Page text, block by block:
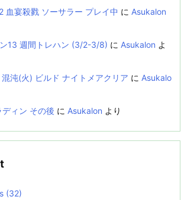
血宴殺戮 ソーサラー プレイ中 に Asukalon
13 週間トレハン (3/2-3/8) に Asukalon よ
沌(火) ビルド ナイトメアクリア に Asukalo
ィン その後 に Asukalon より
(32)